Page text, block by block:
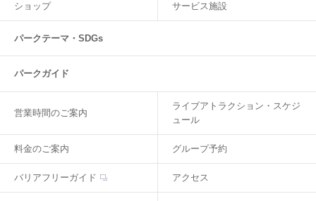
ショップ サービス施設
パークテーマ・SDGs
パークガイド
営業時間のご案内
ライブアトラクション・スケジ
ュール
料金のご案内 グループ予約
バリアフリーガイド アクセス